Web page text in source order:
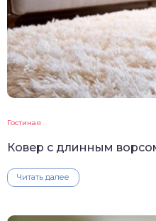
Гостиная
Ковер с длинным
Читать далее